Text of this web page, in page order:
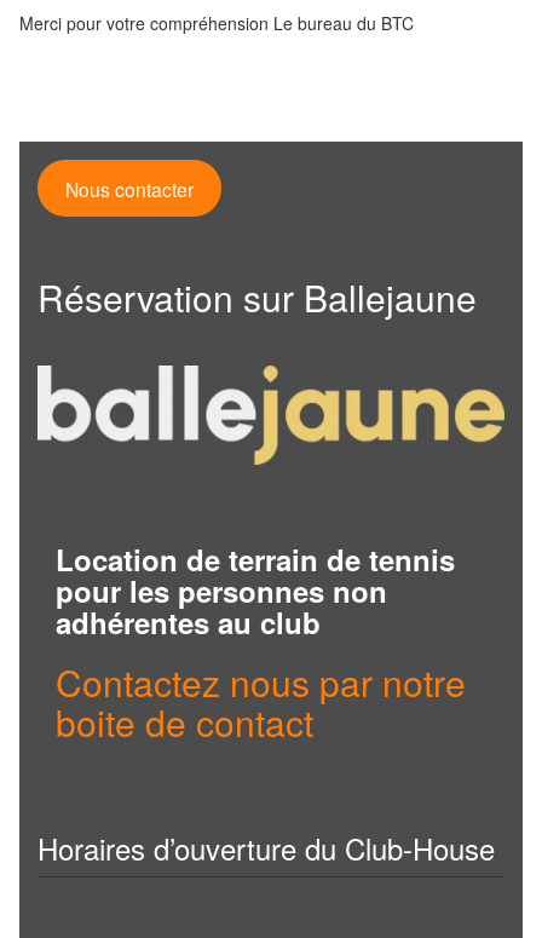
Merci pour votre compréhension Le bureau du BTC
Nous contacter
Réservation sur Ballejaune
Location de terrain de tennis
pour les personnes non
adhérentes au club
Contactez nous par notre
boite de contact
Horaires d’ouverture du Club-House